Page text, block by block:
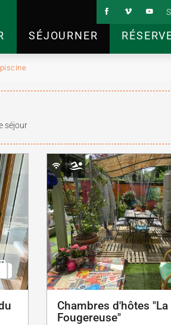
SÉJOURNER
séjour
Chambres d'hôtes "La
Fougereuse"